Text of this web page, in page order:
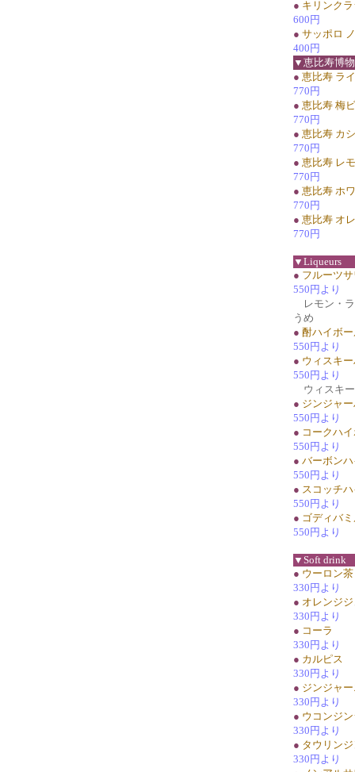
● キリンク
600円
● サッポロ
400円
▼恵比寿博
● 恵比寿 ラ
770円
● 恵比寿 梅
770円
● 恵比寿 カ
770円
● 恵比寿 レ
770円
● 恵比寿 ホ
770円
● 恵比寿 オ
770円
▼Liqueurs
● フルーツ
550円より
レモン・ラ
うめ
● 酎ハイボ
550円より
● ウィスキ
550円より
ウィスキー
● ジンジャ
550円より
● コークハ
550円より
● バーボン
550円より
● スコッチ
550円より
● ゴディバ
550円より
▼Soft drink
● ウーロン茶
330円より
● オレンジ
330円より
● コーラ
330円より
● カルピス
330円より
● ジンジャ
330円より
● ウコンジ
330円より
● タウリン
330円より